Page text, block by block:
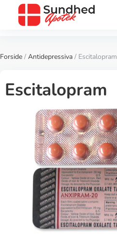
Forside / Antidepressiva / Escitalopram
Escitalopram